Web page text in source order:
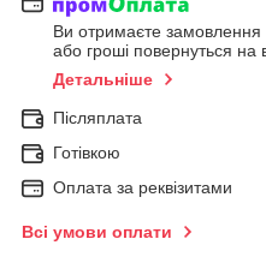
Ви отримаєте замовлення
або гроші повернуться на
Детальніше
Післяплата
Готівкою
Оплата за реквізитами
Всі умови оплати